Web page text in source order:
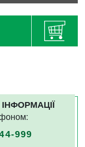
999